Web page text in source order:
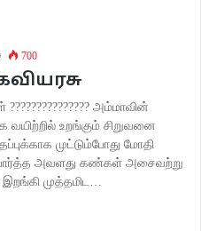
700
அம்மாவின்
உறங்கும் சிறுவனை
முட்டும்போது மோதி
பார்த்த அவளது கண்கள் அசைவற்று
முத்தமிட…